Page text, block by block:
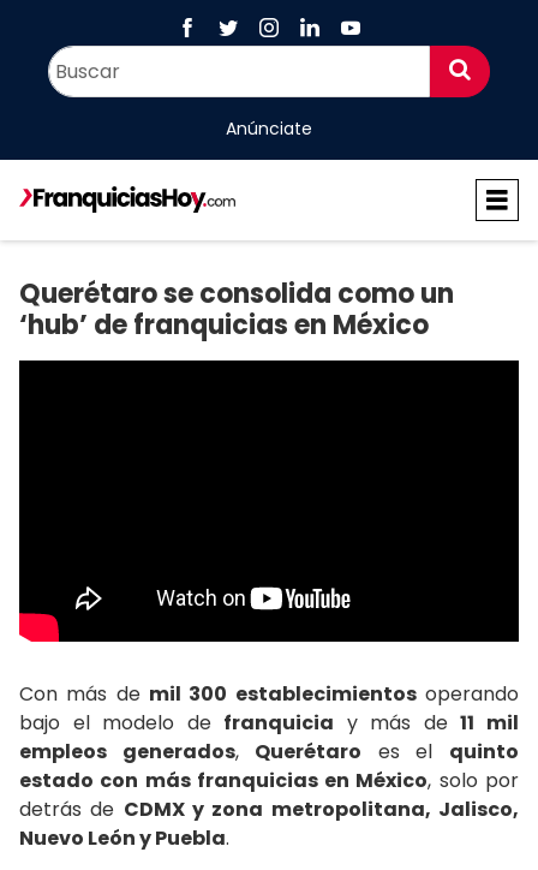
Anúnciate
Querétaro se consolida como un
‘hub’ de franquicias en México
Con más de mil 300 establecimientosoperando
bajo el modelo de franquicia y más de11 mil
empleos generados, Querétaro es el quinto
estado con más franquicias en México, solo por
detrás de CDMX y zona metropolitana, Jalisco,
Nuevo León y Puebla.